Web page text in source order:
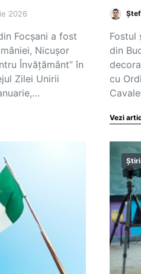
2026
Focșani a fost
Nicușor
Învățământ” în
Zilei Unirii
Fostul
din
cu
Vezi
Știri